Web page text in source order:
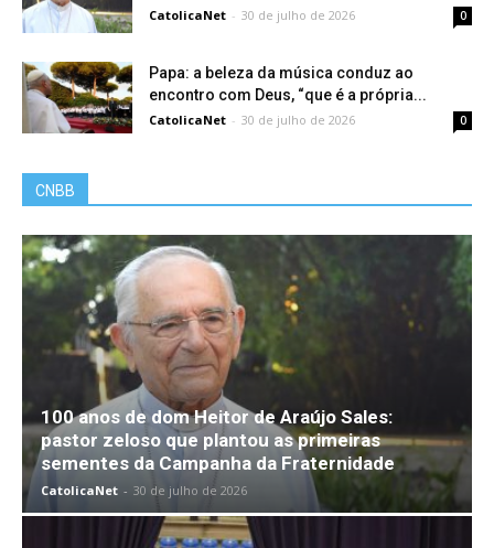
CatolicaNet - 30 de julho de 2026 0
Papa: a beleza da música conduz ao
encontro com Deus, “que é a própria...
CatolicaNet - 30 de julho de 2026 0
CNBB
100 anos de dom Heitor de Araújo Sales:
pastor zeloso que plantou as primeiras
sementes da Campanha da Fraternidade
CatolicaNet - 30 de julho de 2026